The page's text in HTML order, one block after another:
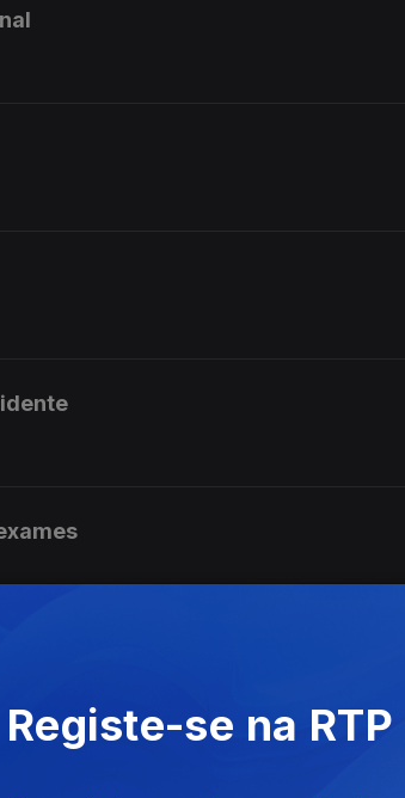
das reapreciações
no cargo
Registe-se na RTP